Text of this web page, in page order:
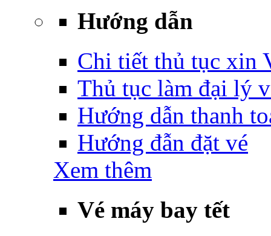
Hướng dẫn
Chi tiết thủ tục xin
Thủ tục làm đại lý
Hướng dẫn thanh
Hướng đẫn đặt vé
Xem thêm
Vé máy bay tết